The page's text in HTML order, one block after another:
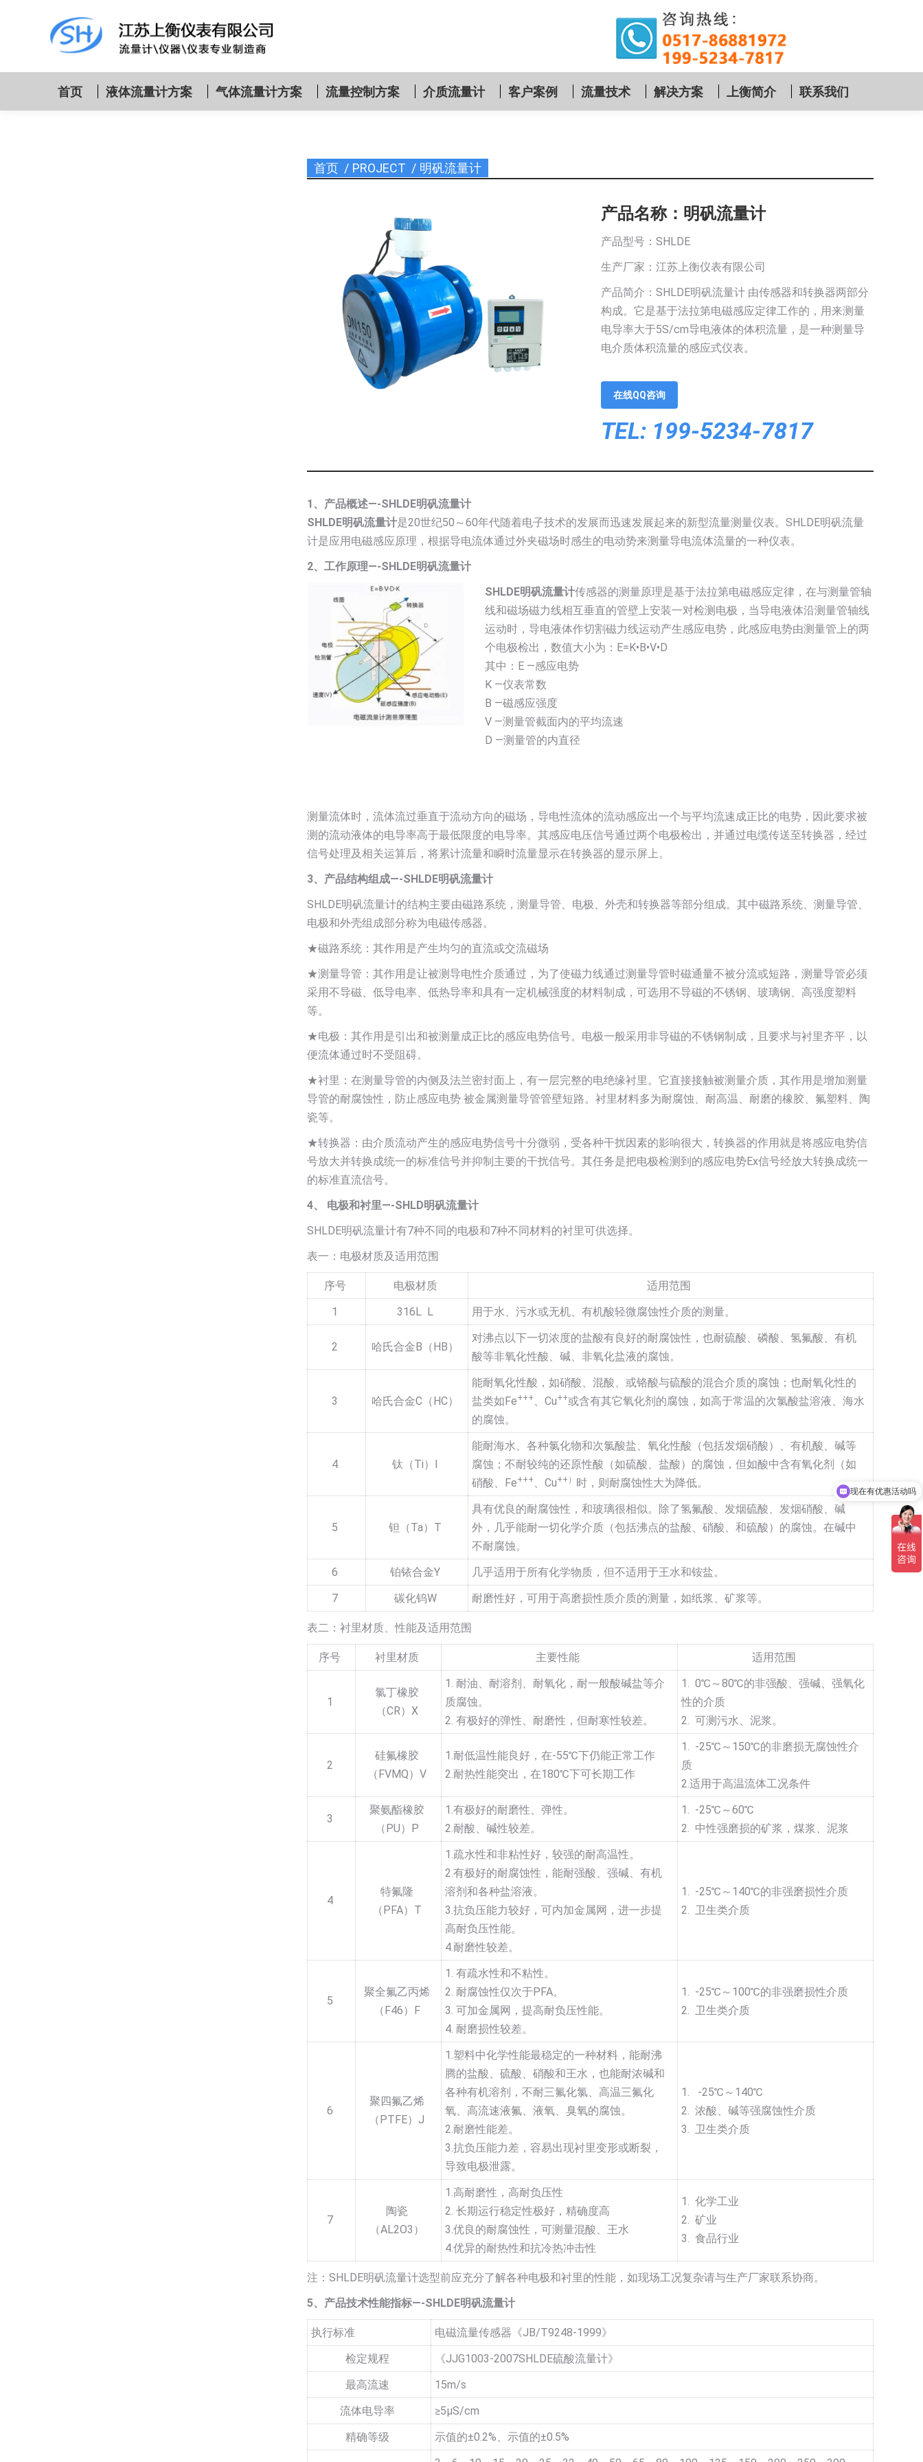
首页 液体流量计方案 气体流量计方案 流量控制方案 介质流量计 客户案例 流量技术 解决方案 上衡简介 联系我们
您在这里：
首页 PROJECT 明矾流量计
产品名称：明矾流量计
产品型号：SHLDE
生产厂家：江苏上衡仪表有限公司
产品简介：SHLDE明矾流量计 由传感器和转换器两部分
构成。它是基于法拉第电磁感应定律工作的，用来测量
电导率大于5S/cm导电液体的体积流量，是一种测量导
电介质体积流量的感应式仪表。
在线QQ咨询
TEL: 199-5234-7817
1、产品概述—-SHLDE明矾流量计
SHLDE明矾流量计是20世纪50～60年代随着电子技术的发展而迅速发展起来的新型流量测量仪表。SHLDE明矾流量
计是应用电磁感应原理，根据导电流体通过外夹磁场时感生的电动势来测量导电流体流量的一种仪表。
2、工作原理—-SHLDE明矾流量计
SHLDE明矾流量计传感器的测量原理是基于法拉第电磁感应定律，在与测量管轴
线和磁场磁力线相互垂直的管壁上安装一对检测电极，当导电液体沿测量管轴线
运动时，导电液体作切割磁力线运动产生感应电势，此感应电势由测量管上的两
个电极检出，数值大小为：E=K•B•V•D
其中：E —感应电势
K —仪表常数
B —磁感应强度
V —测量管截面内的平均流速
D —测量管的内直径
测量流体时，流体流过垂直于流动方向的磁场，导电性流体的流动感应出一个与平均流速成正比的电势，因此要求被
测的流动液体的电导率高于最低限度的电导率。其感应电压信号通过两个电极检出，并通过电缆传送至转换器，经过
信号处理及相关运算后，将累计流量和瞬时流量显示在转换器的显示屏上。
3、产品结构组成—-SHLDE明矾流量计
SHLDE明矾流量计的结构主要由磁路系统，测量导管、电极、外壳和转换器等部分组成。其中磁路系统、测量导管、
电极和外壳组成部分称为电磁传感器。
★磁路系统：其作用是产生均匀的直流或交流磁场
★测量导管：其作用是让被测导电性介质通过，为了使磁力线通过测量导管时磁通量不被分流或短路，测量导管必须
采用不导磁、低导电率、低热导率和具有一定机械强度的材料制成，可选用不导磁的不锈钢、玻璃钢、高强度塑料
等。
★电极：其作用是引出和被测量成正比的感应电势信号。电极一般采用非导磁的不锈钢制成，且要求与衬里齐平，以
便流体通过时不受阻碍。
★衬里：在测量导管的内侧及法兰密封面上，有一层完整的电绝缘衬里。它直接接触被测量介质，其作用是增加测量
导管的耐腐蚀性，防止感应电势 被金属测量导管管壁短路。衬里材料多为耐腐蚀、耐高温、耐磨的橡胶、氟塑料、陶
瓷等。
★转换器：由介质流动产生的感应电势信号十分微弱，受各种干扰因素的影响很大，转换器的作用就是将感应电势信
号放大并转换成统一的标准信号并抑制主要的干扰信号。其任务是把电极检测到的感应电势Ex信号经放大转换成统一
的标准直流信号。
4、 电极和衬里—-SHLD明矾流量计
SHLDE明矾流量计有7种不同的电极和7种不同材料的衬里可供选择。
表一：电极材质及适用范围
序号 电极材质
适用范围
1
316L L 用于水、污水或无机、有机酸轻微腐蚀性介质的测量。
2 哈氏合金B（HB）
对沸点以下一切浓度的盐酸有良好的耐腐蚀性，也耐硫酸、磷酸、氢氟酸、有机
酸等非氧化性酸、碱、非氧化盐液的腐蚀。
3 哈氏合金C（HC）
能耐氧化性酸，如硝酸、混酸、或铬酸与硫酸的混合介质的腐蚀；也耐氧化性的
盐类如Fe+++ 、Cu++或含有其它氧化剂的腐蚀，如高于常温的次氯酸盐溶液、海水
的腐蚀。
4 钛（Ti）I
能耐海水、各种氯化物和次氯酸盐、氧化性酸（包括发烟硝酸）、有机酸、碱等
腐蚀；不耐较纯的还原性酸（如硫酸、盐酸）的腐蚀，但如酸中含有氧化剂（如
硝酸、Fe+++ 、Cu++） 时，则耐腐蚀性大为降低。
5 钽（Ta）T
具有优良的耐腐蚀性，和玻璃很相似。除了氢氟酸、发烟硫酸、发烟硝酸、碱
外，几乎能耐一切化学介质（包括沸点的盐酸、硝酸、和硫酸）的腐蚀。在碱中
不耐腐蚀。
6
铂铱合金Y
几乎适用于所有化学物质，但不适用于王水和铵盐。
7
碳化钨W 耐磨性好，可用于高磨损性质介质的测量，如纸浆、矿浆等。
表二：衬里材质、性能及适用范围
序号 衬里材质 主要性能 适用范围
1
氯丁橡胶
（CR）X
1. 耐油、耐溶剂、耐氧化，耐一般酸碱盐等介
质腐蚀。
2. 有极好的弹性、耐磨性，但耐寒性较差。
1. 0℃～80℃的非强酸、强碱、强氧化
性的介质
2. 可测污水、泥浆。
2
硅氟橡胶
（FVMQ）V
1.耐低温性能良好，在-55℃下仍能正常工作
2.耐热性能突出，在180℃下可长期工作
1. -25℃～150℃的非磨损无腐蚀性介
质
2.适用于高温流体工况条件
3
聚氨酯橡胶
（PU）P
1.有极好的耐磨性、弹性。
2.耐酸、碱性较差。
1. -25℃～60℃
2. 中性强磨损的矿浆，煤浆、泥浆
4
特氟隆
（PFA）T
1.疏水性和非粘性好，较强的耐高温性。
2.有极好的耐腐蚀性，能耐强酸、强碱、有机
溶剂和各种盐溶液。
3.抗负压能力较好，可内加金属网，进一步提
高耐负压性能。
4.耐磨性较差。
1. -25℃～140℃的非强磨损性介质
2. 卫生类介质
5
聚全氟乙丙烯
（F46）F
1. 有疏水性和不粘性。
2. 耐腐蚀性仅次于PFA。
3. 可加金属网，提高耐负压性能。
4. 耐磨损性较差。
1. -25℃～100℃的非强磨损性介质
2. 卫生类介质
6
聚四氟乙烯
（PTFE）J
1.塑料中化学性能最稳定的一种材料，能耐沸
腾的盐酸、硫酸、硝酸和王水，也能耐浓碱和
各种有机溶剂，不耐三氟化氯、高温三氟化
氧、高流速液氟、液氧、臭氧的腐蚀。
2.耐磨性能差。
3.抗负压能力差，容易出现衬里变形或断裂，
导致电极泄露。
1. -25℃～140℃
2. 浓酸、碱等强腐蚀性介质
3. 卫生类介质
7
陶瓷
（AL2O3）
1.高耐磨性，高耐负压性
2. 长期运行稳定性极好，精确度高
3.优良的耐腐蚀性，可测量混酸、王水
4.优异的耐热性和抗冷热冲击性
1. 化学工业
2. 矿业
3. 食品行业
注：SHLDE明矾流量计选型前应充分了解各种电极和衬里的性能，如现场工况复杂请与生产厂家联系协商。
5、产品技术性能指标—-SHLDE明矾流量计
执行标准
电磁流量传感器《JB/T9248-1999》
检定规程
《JJG1003-2007SHLDE硫酸流量计》
最高流速
15m/s
流体电导率
≥5µS/cm
精确等级
示值的±0.2%、示值的±0.5%
可以介绍下你们的产品么
现在有优惠活动吗